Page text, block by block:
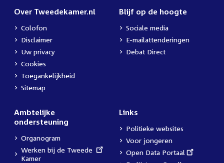
Over Tweedekamer.nl
Colofon
Disclaimer
Uw privacy
Cookies
Toegankelijkheid
Sitemap
Blijf op de hoogte
Sociale media
E-mailattenderingen
Debat Direct
Ambtelijke
ondersteuning
Organogram
External
link:
Werken bij de Tweede
Kamer
Links
Politieke websites
Voor jongeren
External
link:
Open Data Portaal